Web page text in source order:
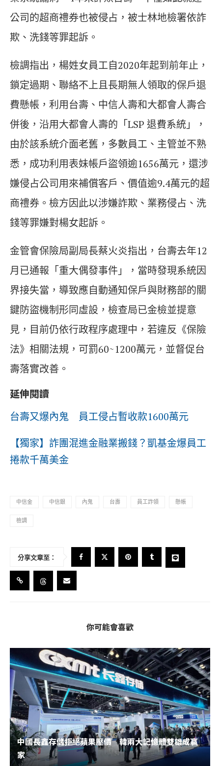
公司的超商禮券也被侵占，被士林地檢署依詐
欺、洗錢等罪起訴。
檢調指出，楊姓女員工自2020年起到前年止，
鎖定過期、聯絡不上且長期無人領取的保戶退
費懸帳，利用台壽、中信人壽和大都會人壽合
併後，沿用大都會人壽的「LSP 退費系統」，
由於該系統介面老舊，多數員工、主管並不熟
悉，成功利用表妹帳戶盜領逾1656萬元，還涉
嫌侵占公司用來補償客戶、價值逾9.4萬元的超
商禮券。檢方因此以涉嫌詐欺、業務侵占、洗
錢等罪嫌對楊女起訴。
金管會保險局副局長蔡火炎指出，台壽去年12
月已通報「重大偶發事件」，當時發現系統因
界接失當，導致應自動通知保戶與財務部的關
鍵防盜機制形同虛設，檢查局已金檢並提意
見，目前仍依行政程序處理中，若違反《保險
法》相關法規，可罰60~1200萬元，並督促台
壽落實改善。
延伸閱讀
台壽又爆內鬼 員工侵占暫收款1600萬元
【獨家】詐團混進金融業搬錢？凱基金爆員工
捲款千萬美金
中信金 中信銀 內鬼 台壽 員工詐領 懸帳
檢調
分享文章至：
你可能會喜歡
中國長鑫存儲拒絕蘋果壓價 韓兩大記憶體雙雄成贏
家